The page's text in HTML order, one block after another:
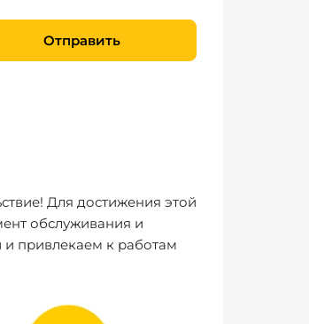
Отправить
Для достижения этой
обслуживания и
и привлекаем к работам